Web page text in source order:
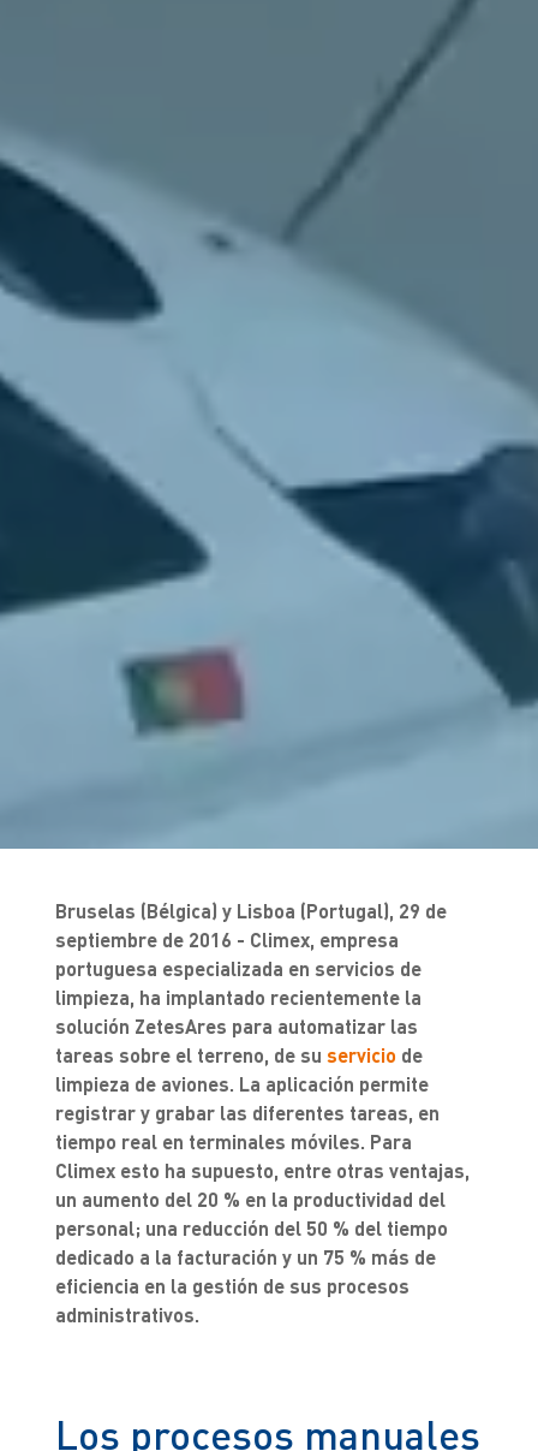
Bruselas (Bélgica) y Lisboa (Portugal), 29 de
septiembre de 2016 - Climex, empresa
portuguesa especializada en servicios de
limpieza, ha implantado recientemente la
solución ZetesAres para automatizar las
tareas sobre el terreno, de su servicio de
limpieza de aviones. La aplicación permite
registrar y grabar las diferentes tareas, en
tiempo real en terminales móviles. Para
Climex esto ha supuesto, entre otras ventajas,
un aumento del 20 % en la productividad del
personal; una reducción del 50 % del tiempo
dedicado a la facturación y un 75 % más de
eficiencia en la gestión de sus procesos
administrativos.
Los procesos manuales